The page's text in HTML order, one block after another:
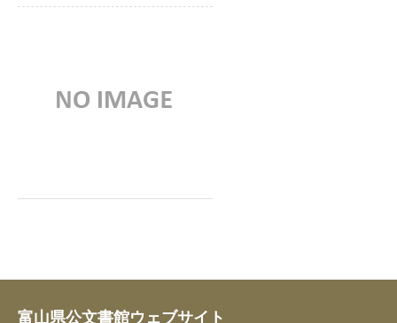
富山県公文書館ウェブサイト